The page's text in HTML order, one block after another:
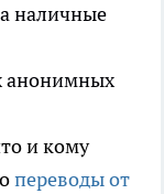
наличные
анонимных
и кому
переводы от